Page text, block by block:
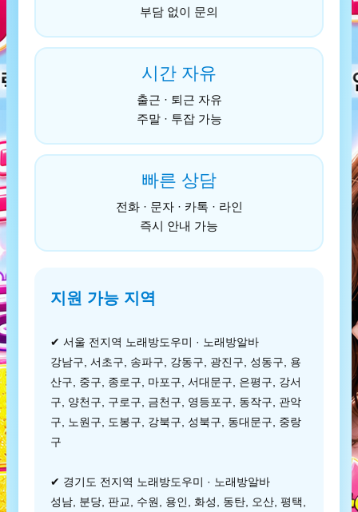
부담 없이 문의
시간 자유
출근 · 퇴근 자유
주말 · 투잡 가능
빠른 상담
전화 · 문자 · 카톡 · 라인
즉시 안내 가능
지원 가능 지역
✔ 서울 전지역 노래방도우미 · 노래방알바
강남구, 서초구, 송파구, 강동구, 광진구, 성동구, 용
산구, 중구, 종로구, 마포구, 서대문구, 은평구, 강서
구, 양천구, 구로구, 금천구, 영등포구, 동작구, 관악
구, 노원구, 도봉구, 강북구, 성북구, 동대문구, 중랑
구
✔ 경기도 전지역 노래방도우미 · 노래방알바
성남, 분당, 판교, 수원, 용인, 화성, 동탄, 오산, 평택,